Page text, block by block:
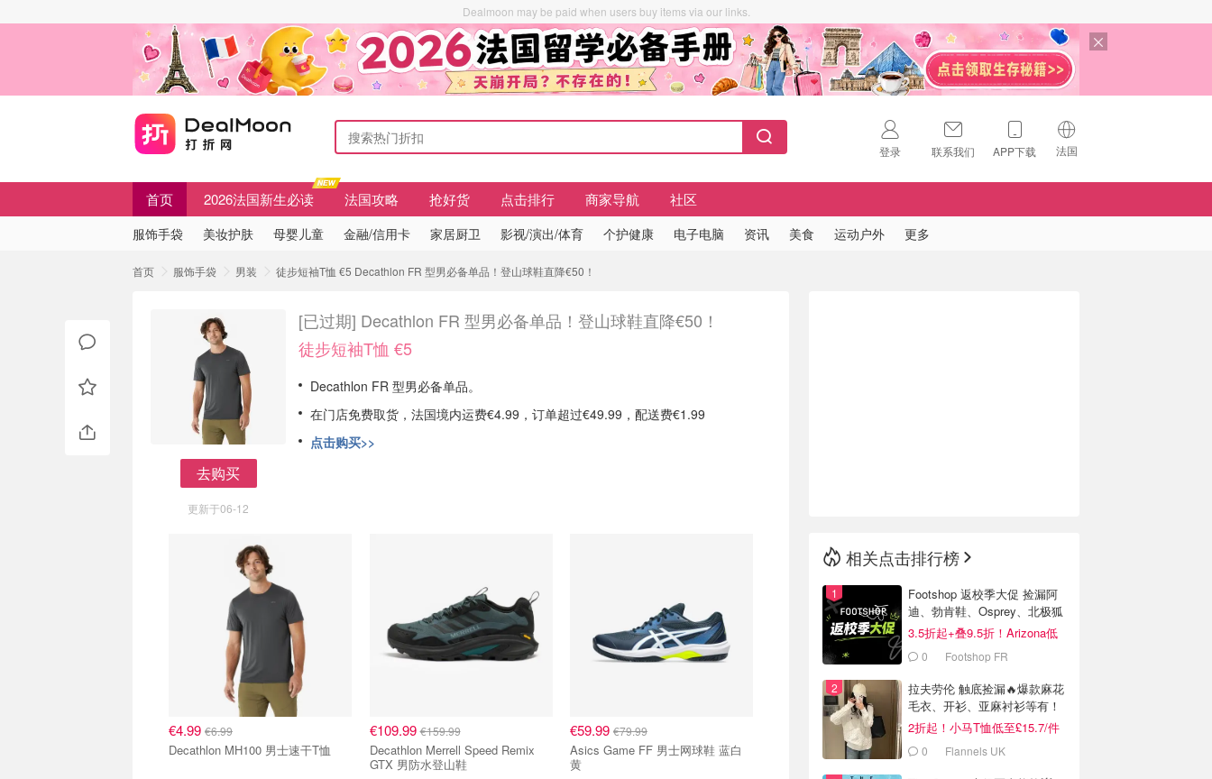
Dealmoon may be paid when users buy items via our links.
登录 联系我们 APP下载 法国
🇺🇸
首页 2026法国新生必读 法国攻略 抢好货 点击排行 商家导航 社区
服饰手袋 美妆护肤 母婴儿童 金融/信用卡 家居厨卫 影视/演出/体育 个护健康 电子电脑 资讯 美食 运动户外 更多
首页 服饰手袋 男装 徒步短袖T恤 €5 Decathlon FR 型男必备单品！登山球鞋直降€50！
去购买
更新于06-12
[已过期] Decathlon FR 型男必备单品！登山球鞋直降€50！
徒步短袖T恤 €5
Decathlon FR 型男必备单品。
在门店免费取货，法国境内运费€4.99，订单超过€49.99，配送费€1.99
点击购买>>
€4.99 €6.99
Decathlon MH100 男士速干T恤
€109.99€159.99
Decathlon Merrell Speed Remix
GTX 男防水登山鞋
€59.99 €79.99
Asics Game FF 男士网球鞋 蓝白
黄
相关点击排行榜
Footshop 返校季大促 捡漏阿
迪、勃肯鞋、Osprey、北极狐
等
3.5折起+叠9.5折！Arizona低
至€39
0 Footshop FR
拉夫劳伦 触底捡漏🔥爆款麻花
毛衣、开衫、亚麻衬衫等有！
2折起！小马T恤低至£15.7/件
0 Flannels UK